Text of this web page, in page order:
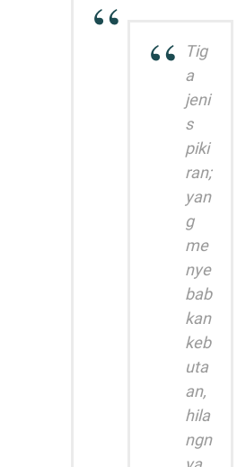
Tig
a
jeni
s
piki
ran;
yan
g
me
nye
bab
kan
keb
uta
an,
hila
ngn